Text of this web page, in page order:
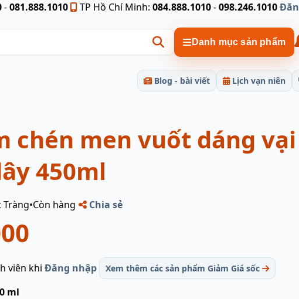
-081.888.1010 TP Hồ Chí Minh: 084.888.1010-098.246.1010
Danh mục sản phẩm
Lịch vạn niên
Blog - bài viết
chén men vuốt dáng
450ml
Tràng•Còn hàng Chia sẻ
viên khi Đăng nhập Xem thêm các sản phẩm Giảm Giá sốc
ml